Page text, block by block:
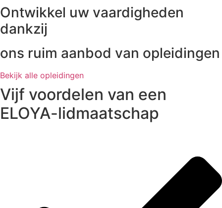
Ontwikkel uw vaardigheden
dankzij
ons ruim aanbod van opleidingen
Bekijk alle opleidingen
Vijf voordelen van een
ELOYA-lidmaatschap